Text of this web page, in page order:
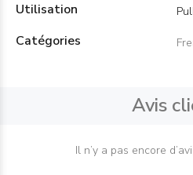
Utilisation
Catégories
Avis
Il n’y a pas encore